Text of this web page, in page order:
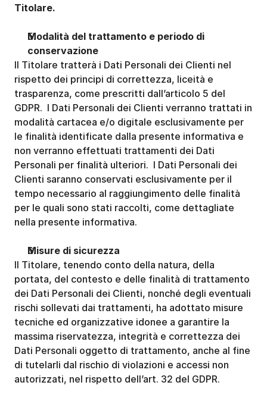
Titolare.
Modalità del trattamento e periodo di
conservazione
Il Titolare tratterà i Dati Personali dei Clienti nel
rispetto dei principi di correttezza, liceità e
trasparenza, come prescritti dall’articolo 5 del
GDPR.  I Dati Personali dei Clienti verranno trattati in
modalità cartacea e/o digitale esclusivamente per
le finalità identificate dalla presente informativa e
non verranno effettuati trattamenti dei Dati
Personali per finalità ulteriori.  I Dati Personali dei
Clienti saranno conservati esclusivamente per il
tempo necessario al raggiungimento delle finalità
per le quali sono stati raccolti, come dettagliate
nella presente informativa.
Misure di sicurezza
Il Titolare, tenendo conto della natura, della
portata, del contesto e delle finalità di trattamento
dei Dati Personali dei Clienti, nonché degli eventuali
rischi sollevati dai trattamenti, ha adottato misure
tecniche ed organizzative idonee a garantire la
massima riservatezza, integrità e correttezza dei
Dati Personali oggetto di trattamento, anche al fine
di tutelarli dal rischio di violazioni e accessi non
autorizzati, nel rispetto dell’art. 32 del GDPR.